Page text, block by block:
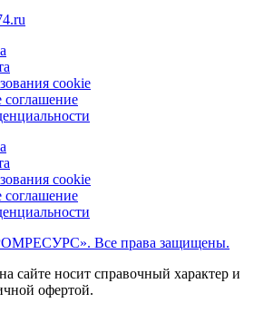
cookie
соглашение
cookie
соглашение
Все права защищены.
сайте носит справочный характер и
офертой.